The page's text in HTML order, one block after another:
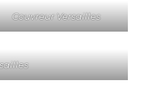
Couvreur Versailles